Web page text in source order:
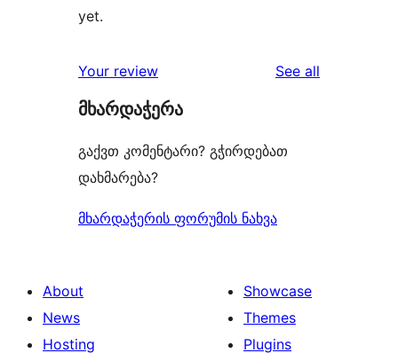
yet.
Your review See all
მხარდაჭერა
გაქვთ კომენტარი? გჭირდებათ
დახმარება?
მხარდაჭერის ფორუმის ნახვა
About
News
Hosting
Showcase
Themes
Plugins